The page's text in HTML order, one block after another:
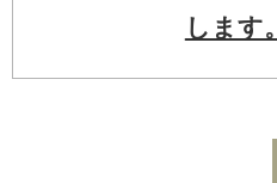
します。